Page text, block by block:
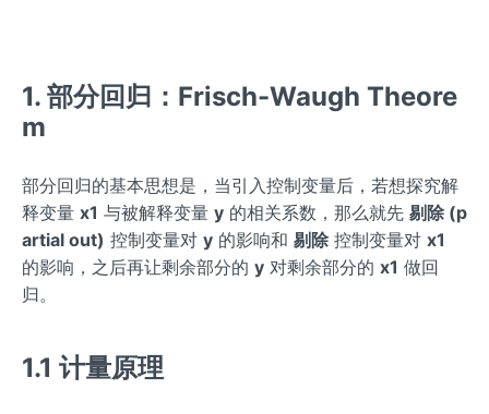
1. 部分回归：Frisch-Waugh Theore
m
部分回归的基本思想是，当引入控制变量后，若想探究解
释变量 x1 与被解释变量 y 的相关系数，那么就先 剔除 (p
artial out) 控制变量对 y 的影响和 剔除 控制变量对 x1
的影响，之后再让剩余部分的 y 对剩余部分的 x1 做回
归。
1.1 计量原理